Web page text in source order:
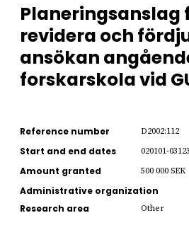
Planeringsanslag
revidera och
ansökan
forskarskola vid
Reference number D2002:112
Start and end dates 020101-
Amount granted 500 000 SEK
Administrative organization
Research area
Other